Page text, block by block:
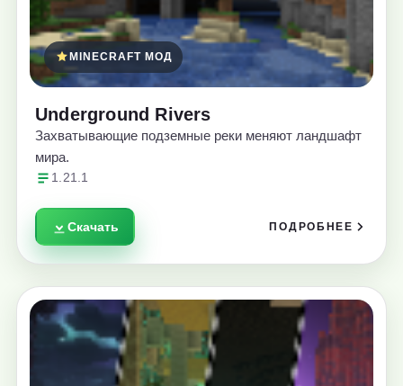
MINECRAFT МОД
Underground Rivers
Захватывающие подземные реки меняют ландшафт
мира.
1.21.1
Скачать ПОДРОБНЕЕ